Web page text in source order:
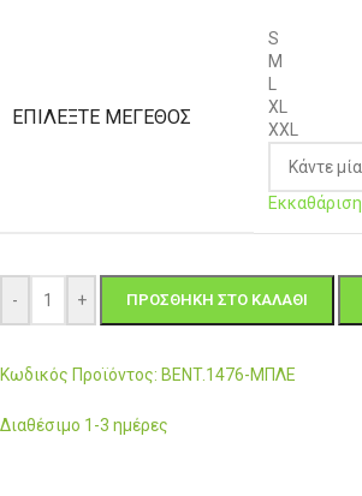
ΕΠΙΛΈΞΤΕ ΜΈΓΕΘΟΣ
S
M
L
XL
XXL
Εκκαθάριση
- + ΠΡΟΣΘΉΚΗ ΣΤΟ ΚΑΛΆΘΙ
Κωδικός Προϊόντος: BENT.1476-ΜΠΛΕ
Διαθέσιμο 1-3 ημέρες